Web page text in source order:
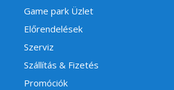
Game park Üzlet
Előrendelések
Szerviz
Szállítás & Fizetés
Promóciók